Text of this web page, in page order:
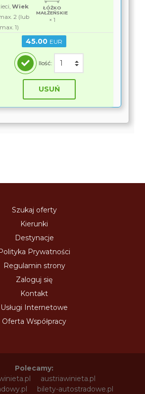
Wiek
2 (lub
max. 1)
ŁÓŻKO
MAŁŻEŃSKIE
× 1
45.00 EUR
Ilość:
USUŃ
Szukaj oferty
Kierunki
Destynacje
Prywatności
Regulamin strony
Zaloguj się
Kontakt
Usługi Internetowe
Oferta Współpracy
Polecamy:
austriawinieta.pl
bilety-autostradowe.pl